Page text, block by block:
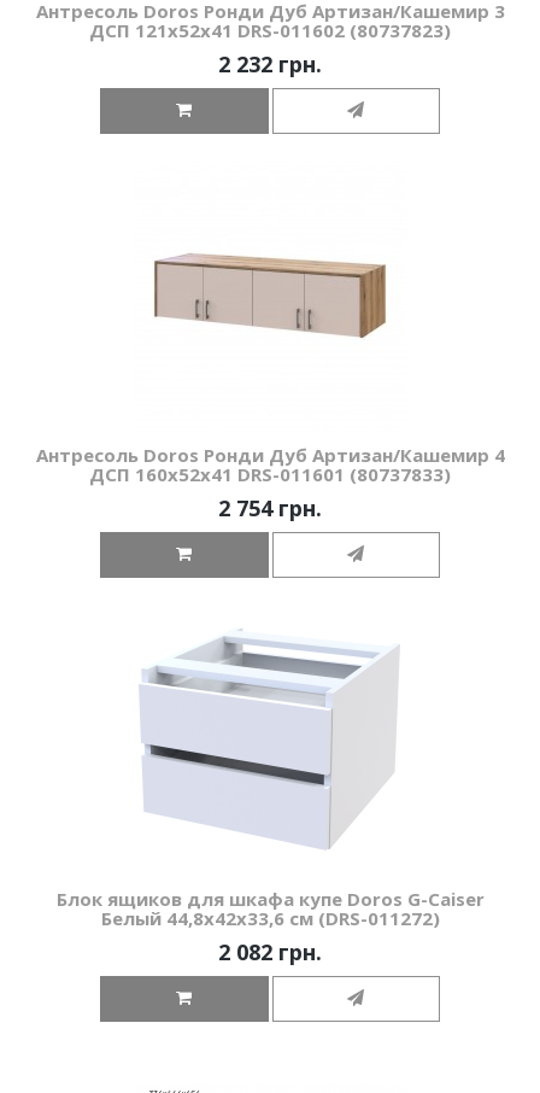
Антресоль Doros Ронди Дуб Артизан/Кашемир 3
ДСП 121х52х41 DRS-011602 (80737823)
2 232 грн.
Антресоль Doros Ронди Дуб Артизан/Кашемир 4
ДСП 160х52х41 DRS-011601 (80737833)
2 754 грн.
Блок ящиков для шкафа купе Doros G-Caiser
Белый 44,8х42х33,6 см (DRS-011272)
2 082 грн.